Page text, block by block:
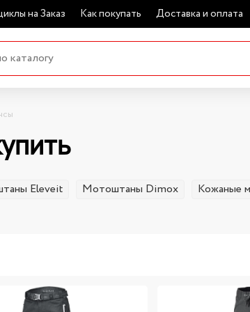
на Заказ Как покупать Доставка и оплата
Eleveit Мотоштаны Dimox Кожаные